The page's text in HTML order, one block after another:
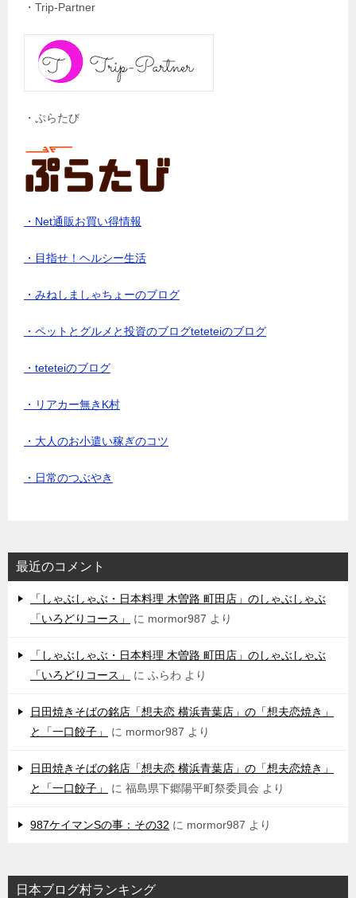
・Trip-Partner
・ぷらたび
・Net通販お買い得情報
・目指せ！ヘルシー生活
・みねしましゃちょーのブログ
・ペットとグルメと投資のブログteteteiのブログ
・teteteiのブログ
・リアカー無きK村
・大人のお小遣い稼ぎのコツ
・日常のつぶやき
最近のコメント
「しゃぶしゃぶ・日本料理 木曽路 町田店」のしゃぶしゃぶ
「いろどりコース」
に mormor987 より
「しゃぶしゃぶ・日本料理 木曽路 町田店」のしゃぶしゃぶ
「いろどりコース」
に ふらわ より
日田焼きそばの銘店「想夫恋 横浜青葉店」の「想夫恋焼き」
と「一口餃子」
に mormor987 より
日田焼きそばの銘店「想夫恋 横浜青葉店」の「想夫恋焼き」
と「一口餃子」
に 福島県下郷陽平町祭委員会 より
987ケイマンSの事：その32 に mormor987 より
日本ブログ村ランキング